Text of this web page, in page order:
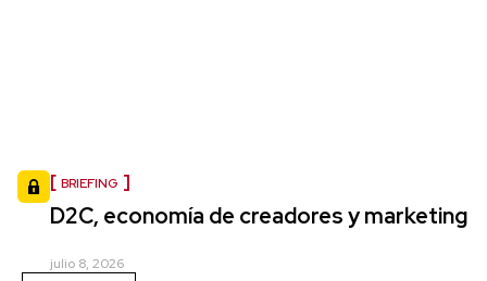
BRIEFING
D2C, economía de creadores y marketing
julio 8, 2026